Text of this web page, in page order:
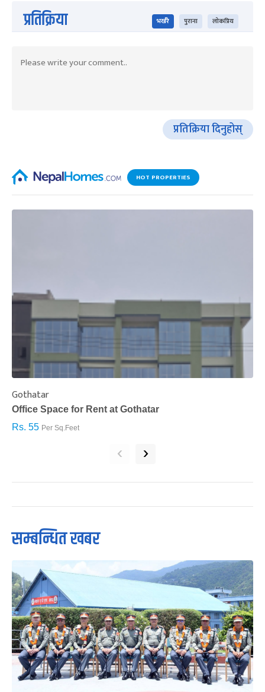
प्रतिक्रिया भर्खरै पुराना लोकप्रिय
प्रतिक्रिया दिनुहोस्
HOT PROPERTIES
Gothatar
Office Space for Rent at Gothatar
Rs. 55 Per Sq.Feet
‹ ›
सम्बन्धित खबर